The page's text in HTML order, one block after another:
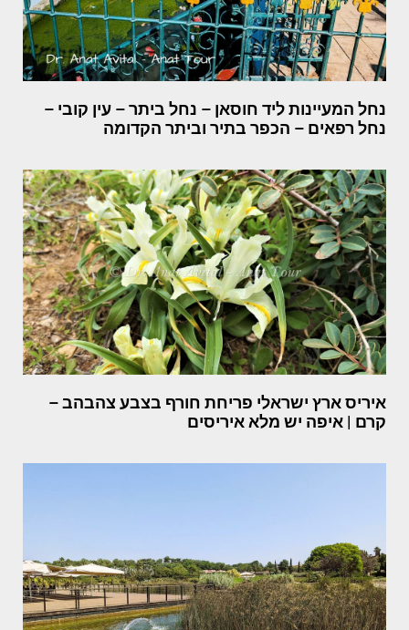
נחל המעיינות ליד חוסאן – נחל ביתר – עין קובי –
נחל רפאים – הכפר בתיר וביתר הקדומה
איריס ארץ ישראלי פריחת חורף בצבע צהבהב –
קרם | איפה יש מלא איריסים